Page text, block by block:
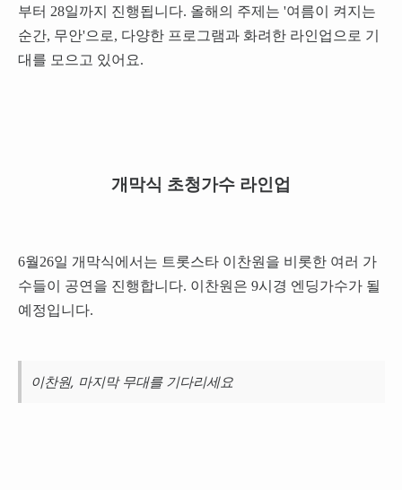
부터 28일까지 진행됩니다. 올해의 주제는 '여름이 켜지는
순간, 무안'으로, 다양한 프로그램과 화려한 라인업으로 기
대를 모으고 있어요.
개막식 초청가수 라인업
6월26일 개막식에서는 트롯스타 이찬원을 비롯한 여러 가
수들이 공연을 진행합니다. 이찬원은 9시경 엔딩가수가 될
예정입니다.
이찬원, 마지막 무대를 기다리세요